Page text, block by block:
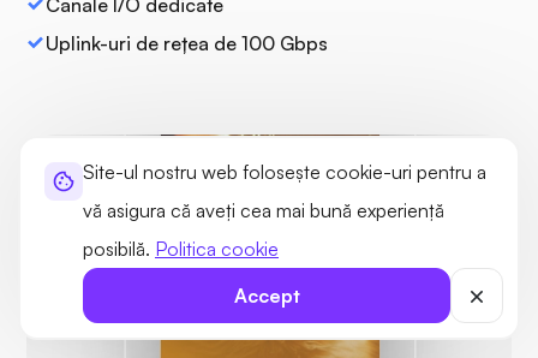
Site-ul nostru web folosește cookie-uri pentru a
vă asigura că aveți cea mai bună experiență
posibilă. Politica cookie
Accept
Uplink-uri de rețea de 100 Gbps
Protejat
Nu au fost găsite
amenințări